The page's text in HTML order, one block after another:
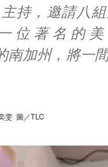
持，邀請八
位著名的
加州，將一
雯 圖／TLC